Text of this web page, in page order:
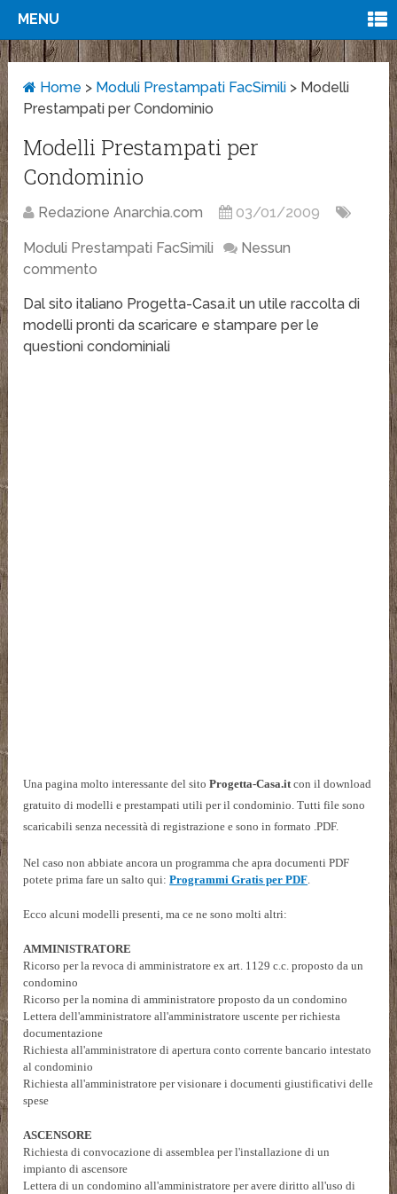
MENU
Home > Moduli Prestampati FacSimili > Modelli
Prestampati per Condominio
Modelli Prestampati per
Condominio
Redazione Anarchia.com 03/01/2009
Moduli Prestampati FacSimili
Nessun
commento
Dal sito italiano Progetta-Casa.it un utile raccolta di
modelli pronti da scaricare e stampare per le
questioni condominiali
Una pagina molto interessante del sitoProgetta-Casa.itcon il download
gratuito di modelli e prestampati utili per il condominio. Tutti file sono
scaricabili senza necessità di registrazione e sono in formato .PDF.
Nel caso non abbiate ancora un programma che apra documenti PDF
potete prima fare un salto qui:Programmi Gratis per PDF.
Ecco alcuni modelli presenti, ma ce ne sono molti altri:
AMMINISTRATORE
Ricorso per la revoca di amministratore ex art. 1129 c.c. proposto da un
condomino
Ricorso per la nomina di amministratore proposto da un condomino
Lettera dell'amministratore all'amministratore uscente per richiesta
documentazione
Richiesta all'amministratore di apertura conto corrente bancario intestato
al condominio
Richiesta all'amministratore per visionare i documenti giustificativi delle
spese
ASCENSORE
Richiesta di convocazione di assemblea per l'installazione di un
impianto di ascensore
Lettera di un condomino all'amministratore per avere diritto all'uso di